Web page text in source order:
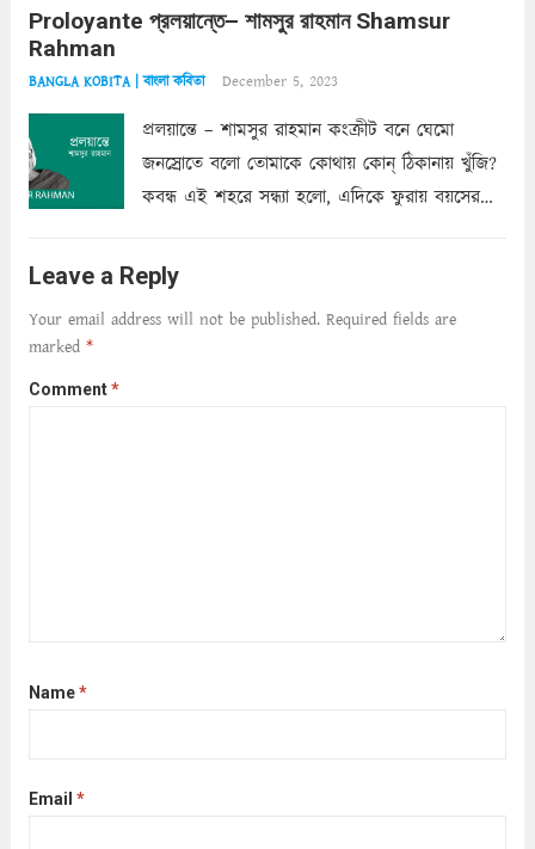
ছায়াচ্ছন্ন মোহন মিথুন মূর্তি, লোপামুদ্রা ভীষণ বিব্রত
Proloyante প্রলয়ান্তে– শামসুর রাহমান Shamsur
Rahman
BANGLA KOBITA | বাংলা কবিতা December 5, 2023
প্রলয়ান্তে – শামসুর রাহমান কংক্রীট বনে ঘেমো
জনস্রোতে বলো তোমাকে কোথায় কোন্‌ ঠিকানায় খুঁজি?
কবন্ধ এই শহরে সন্ধ্যা হলো, এদিকে ফুরায় বয়সের
আমার শরীরে সখ্য গড়ে, তোমার গহন ঊর্মিল যৌবন
আনে আশ্বন...
Leave a Reply
Your email address will not be published. Required fields are
marked *
Comment*
Name*
Email *